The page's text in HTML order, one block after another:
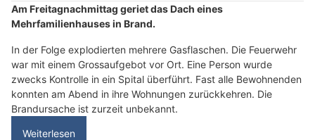
Am Freitagnachmittag geriet das Dach eines
Mehrfamilienhauses in Brand.
In der Folge explodierten mehrere Gasflaschen. Die Feuerwehr
war mit einem Grossaufgebot vor Ort. Eine Person wurde
zwecks Kontrolle in ein Spital überführt. Fast alle Bewohnenden
konnten am Abend in ihre Wohnungen zurückkehren. Die
Brandursache ist zurzeit unbekannt.
Weiterlesen